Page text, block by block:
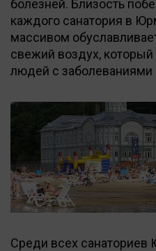
болезней. Близость
каждого санатория в
массивом
свежий воздух,
людей с заболеваниями
Среди всех